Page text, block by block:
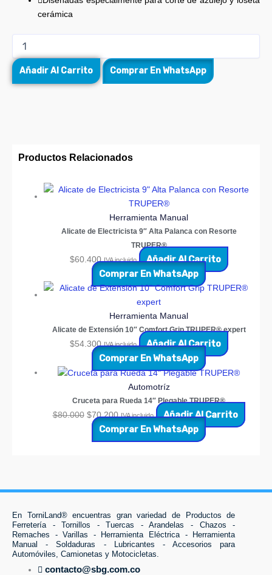
cerámica
Añadir Al Carrito Comprar En WhatsApp
Productos Relacionados
Herramienta Manual
Alicate de Electricista 9″ Alta Palanca con Resorte
TRUPER®
$60.400 IVA incluido
Añadir Al Carrito
Comprar En WhatsApp
Herramienta Manual
Alicate de Extensión 10″ Comfort Grip TRUPER® expert
$54.300 IVA incluido
Añadir Al Carrito
Comprar En WhatsApp
Automotríz
Cruceta para Rueda 14″ Plegable TRUPER®
$80.000 $70.200 IVA incluido
Añadir Al Carrito
Comprar En WhatsApp
En TorniLand® encuentras gran variedad de Productos de
Ferretería - Tornillos - Tuercas - Arandelas - Chazos -
Remaches - Varillas - Herramienta Eléctrica - Herramienta
Manual - Soldaduras - Lubricantes - Accesorios para
Automóviles, Camionetas y Motocicletas.
contacto@sbg.com.co